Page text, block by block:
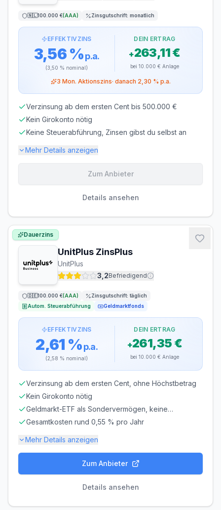
ZINSGUTSCHRIFT
🇳🇱100.000 €(AAA) Zinsgutschrift: monatlich
EFFEKTIVZINS
3,56 %p.a.
(3,50 % nominal)
DEIN ERTRAG
+263,11 €
bei 10.000 € Anlage
3 Mon. Aktionszins· danach 2,30 % p.a.
Verzinsung ab dem ersten Cent bis 500.000 €
Kein Girokonto nötig
Keine Steuerabführung, Zinsen gibst du selbst an
Mehr Details anzeigen
flexibel, täglich
kündbar
VERLÄNGERUNG
MINDESTEINLAGE
1 €
ZINSGUTSCHRIFT
Legitimation
Zum Anbieter
Details ansehen
UnitPlus ZinsPlus
UnitPlus
3,2Befriedigend
🇩🇪100.000 €(AAA) Zinsgutschrift: täglich
Autom. Steuerabführung
Geldmarktfonds
EFFEKTIVZINS
2,61 %p.a.
(2,58 % nominal)
DEIN ERTRAG
+261,35 €
bei 10.000 € Anlage
Dauerzins
Verzinsung ab dem ersten Cent, ohne Höchstbetrag
Kein Girokonto nötig
Geldmarkt-ETF als Sondervermögen, keine
Einlagensicherung
Gesamtkosten rund 0,55 % pro Jahr
Mehr Details anzeigen
Einlagensicherung bis100.000 €
Zum Anbieter
Details ansehen